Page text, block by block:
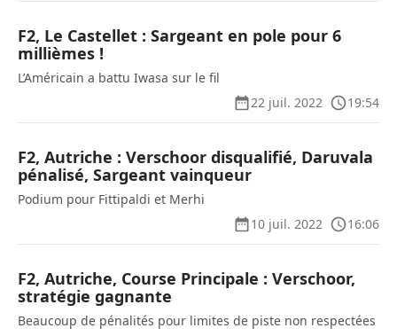
F2, Le Castellet : Sargeant en pole pour 6
millièmes !
L’Américain a battu Iwasa sur le fil
22 juil. 2022
19:54
F2, Autriche : Verschoor disqualifié, Daruvala
pénalisé, Sargeant vainqueur
Podium pour Fittipaldi et Merhi
10 juil. 2022
16:06
F2, Autriche, Course Principale : Verschoor,
stratégie gagnante
Beaucoup de pénalités pour limites de piste non respectées